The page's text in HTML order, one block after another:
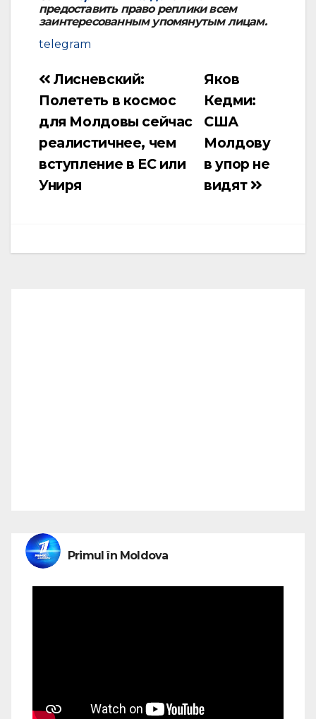
предоставить право реплики всем
заинтересованным упомянутым лицам.
telegram
Навигация
по
Яков
Кедми:
США
Молдову
в упор не
видят
Лисневский:
Полететь в космос
для Молдовы сейчас
реалистичнее, чем
вступление в ЕС или
Униря
Primul în Moldova